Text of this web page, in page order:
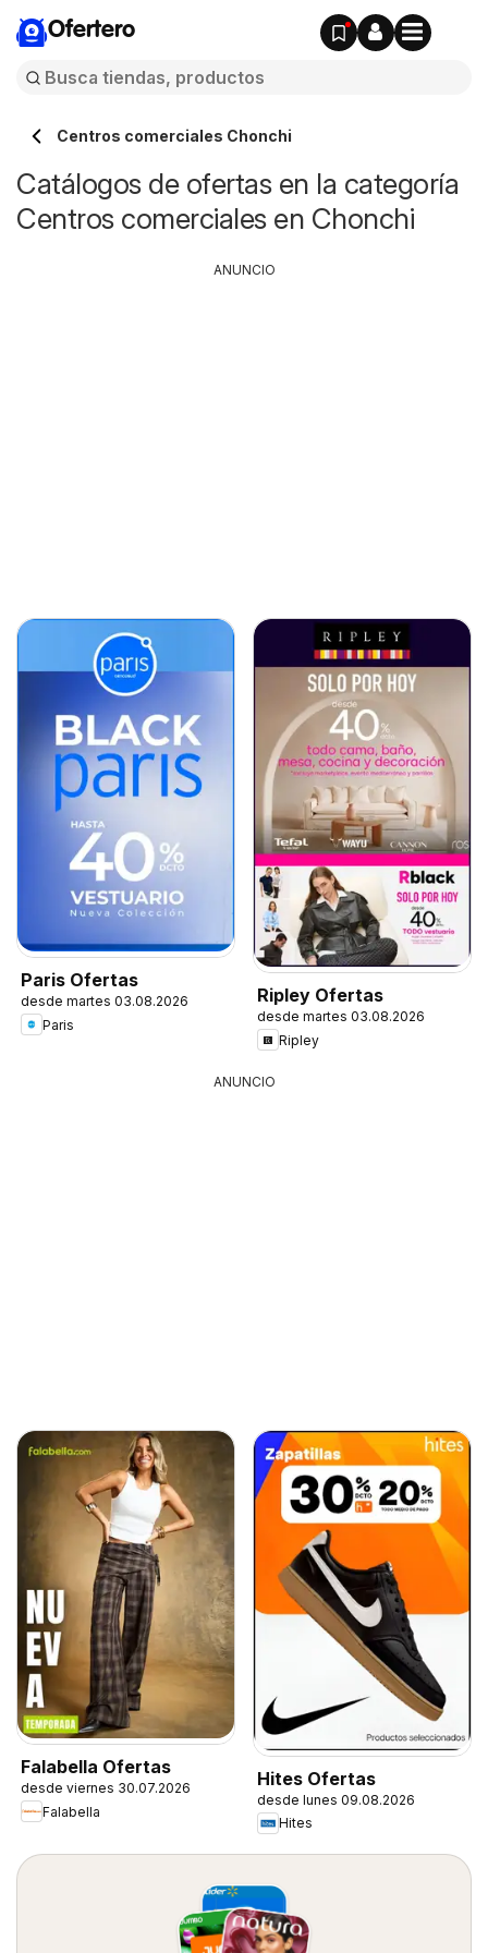
Ofertero
Centros comerciales Chonchi
Catálogos de ofertas en la categoría
Centros comerciales en Chonchi
Paris Ofertas
desde martes 03.08.2026
Paris
Ripley Ofertas
desde martes 03.08.2026
Ripley
ANUNCIO
ANUNCIO
Falabella Ofertas
desde viernes 30.07.2026
Falabella
Hites Ofertas
desde lunes 09.08.2026
Hites